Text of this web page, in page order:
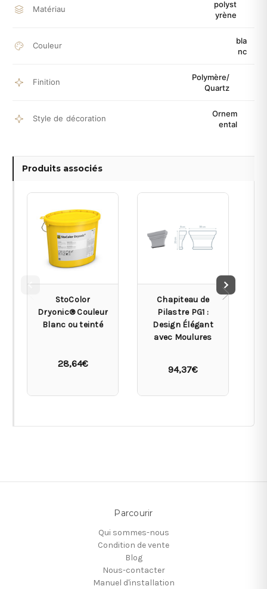
Matériau
polyst
yrène
Couleur
bla
nc
Finition
Polymère/
Quartz
Style de décoration
Ornem
ental
Produits associés
StoColor
Dryonic® Couleur
Blanc ou teinté
28,64€
Chapiteau de
Pilastre PG1 :
Design Élégant
avec Moulures
94,37€
Parcourir
Qui sommes-nous
Condition de vente
Blog
Nous-contacter
Manuel d'installation